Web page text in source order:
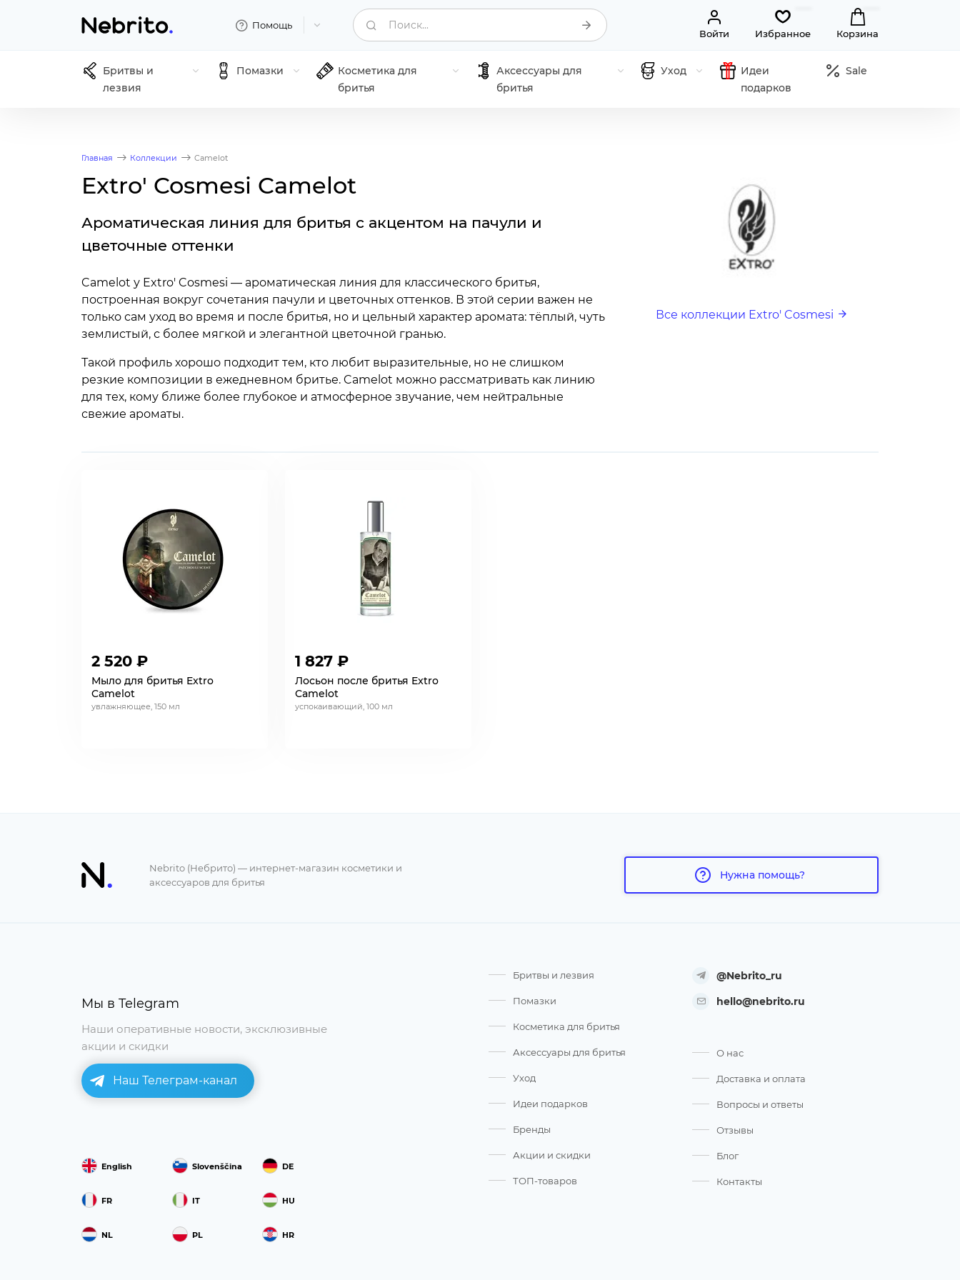
Помощь Поиск...
Войти Избранное Корзина
Бритвы и
лезвия
Помазки
Косметика для
бритья
Аксессуары для
бритья
Уход
Идеи
подарков
Sale
Главная Коллекции Camelot
Extro' Cosmesi Camelot
Ароматическая линия для бритья с акцентом на пачули и
цветочные оттенки
Camelot у Extro' Cosmesi — ароматическая линия для классического бритья,
построенная вокруг сочетания пачули и цветочных оттенков. В этой серии важен не
только сам уход во время и после бритья, но и цельный характер аромата: тёплый, чуть
землистый, с более мягкой и элегантной цветочной гранью.
Такой профиль хорошо подходит тем, кто любит выразительные, но не слишком
резкие композиции в ежедневном бритье. Camelot можно рассматривать как линию
для тех, кому ближе более глубокое и атмосферное звучание, чем нейтральные
свежие ароматы.
Все коллекции Extro' Cosmesi
2 520 ₽
Мыло для бритья Extro
Camelot
увлажняющее, 150 мл
1 827 ₽
Лосьон после бритья Extro
Camelot
успокаивающий, 100 мл
Nebrito (Небрито) — интернет-магазин косметики и
аксессуаров для бритья
Нужна помощь?
Мы в Telegram
Наши оперативные новости, эксклюзивные
акции и скидки
Наш Телеграм-канал
English Slovenščina DE
FR IT HU
NL PL HR
Бритвы и лезвия
Помазки
Косметика для бритья
Аксессуары для бритья
Уход
Идеи подарков
Бренды
Акции и скидки
ТОП-товаров
@Nebrito_ru
hello@nebrito.ru
О нас
Доставка и оплата
Вопросы и ответы
Отзывы
Блог
Контакты